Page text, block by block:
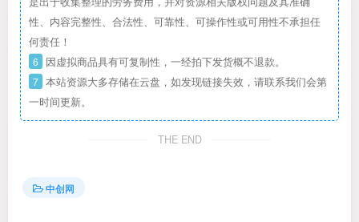
性、内容完整性、合法性、可靠性、可操作性或可用性不承担任
何责任！
6 因虚拟商品具有可复制性，一经拍下发货概不退款。
7 本站资源大多存储在云盘，如发现链接失效，请联系我们会第
一时间更新。
THE END
中创网